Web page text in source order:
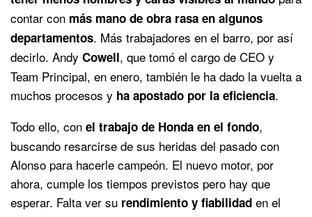
contar con más mano de obra rasa en algunos
departamentos. Más trabajadores en el barro, por así
decirlo. Andy Cowell, que tomó el cargo de CEO y
Team Principal, en enero, también le ha dado la vuelta a
muchos procesos y ha apostado por la eficiencia.
Todo ello, con el trabajo de Honda en el fondo,
buscando resarcirse de sus heridas del pasado con
Alonso para hacerle campeón. El nuevo motor, por
ahora, cumple los tiempos previstos pero hay que
esperar. Falta ver su rendimiento y fiabilidad en el